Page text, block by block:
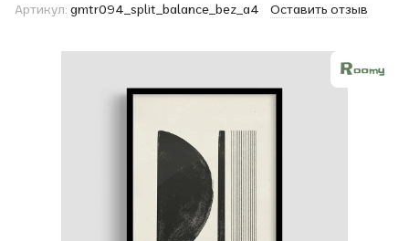
Артикул: gmtr094_split_balance_bez_a4 Оставить отзыв